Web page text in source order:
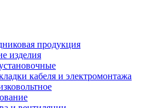
продукция
изделия
кабеля и электромонтажа